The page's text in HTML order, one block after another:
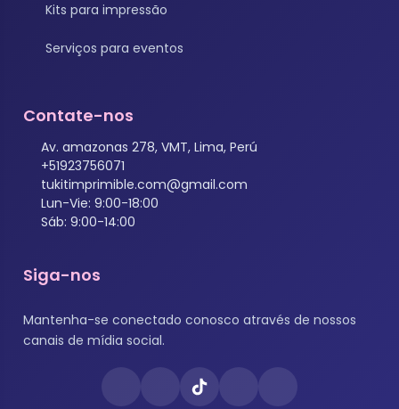
Kits para impressão
Serviços para eventos
Contate-nos
Av. amazonas 278, VMT, Lima, Perú
+51923756071
tukitimprimible.com@gmail.com
Lun-Vie: 9:00-18:00
Sáb: 9:00-14:00
Siga-nos
Mantenha-se conectado conosco através de nossos
canais de mídia social.